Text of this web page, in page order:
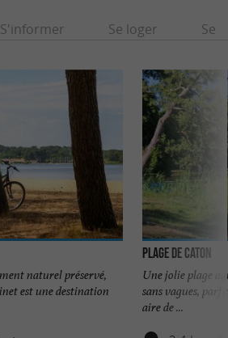
S'informer Se loger Se
naturel préservé,
est une destination
Plage de Caton
Une jolie plage
sans vagues,
aire de ...